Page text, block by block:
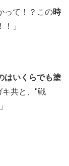
って！？この時
」
はいくらでも塗
共と、"戦